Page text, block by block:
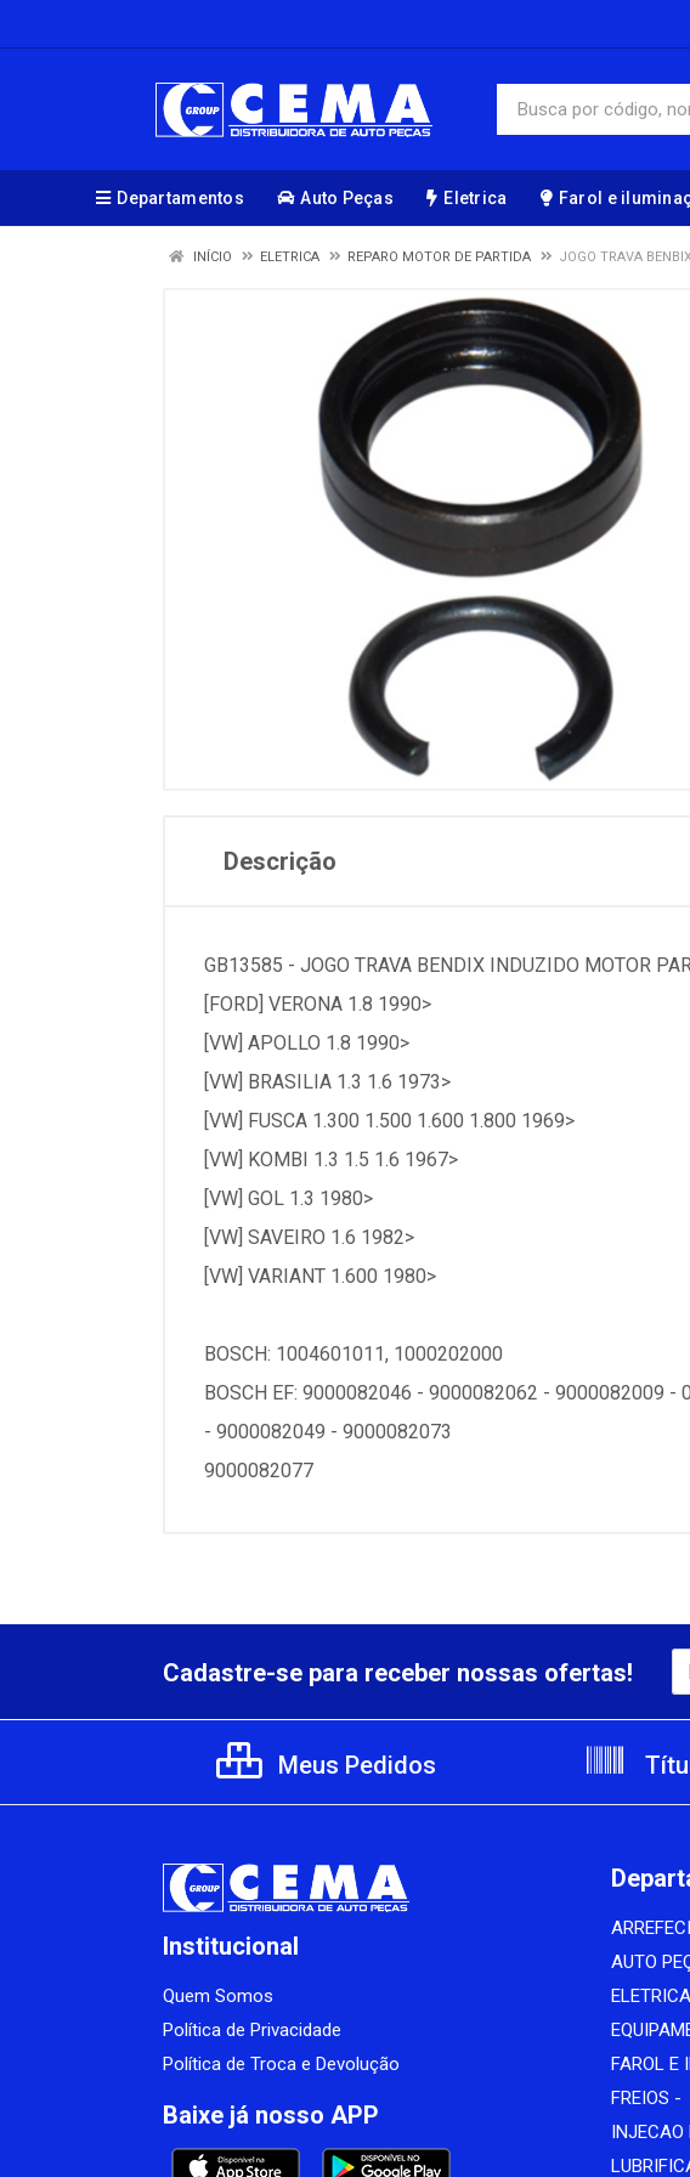
Departamentos Auto Peças Eletrica Farol e
INÍCIO ELETRICA REPARO MOTOR DE PARTIDA JOGO TRAVA
Descrição
GB13585 - JOGO TRAVA BENDIX INDUZIDO MOTOR
[FORD] VERONA 1.8 1990>
[VW] APOLLO 1.8 1990>
[VW] BRASILIA 1.3 1.6 1973>
[VW] FUSCA 1.300 1.500 1.600 1.800 1969>
[VW] KOMBI 1.3 1.5 1.6 1967>
[VW] GOL 1.3 1980>
[VW] SAVEIRO 1.6 1982>
[VW] VARIANT 1.600 1980>
BOSCH: 1004601011, 1000202000
BOSCH EF: 9000082046 - 9000082062 - 9000082009
- 9000082049 - 9000082073
9000082077
Cadastre-se para receber nossas ofertas!
Meus Pedidos
Institucional
Quem Somos
Política de Privacidade
Política de Troca e Devolução
Baixe já nosso APP
AUTO
ELETRICA
FAROL E
FREIOS -
INJECAO